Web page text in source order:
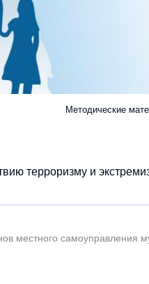
Методические
терроризму и
местного самоуправления